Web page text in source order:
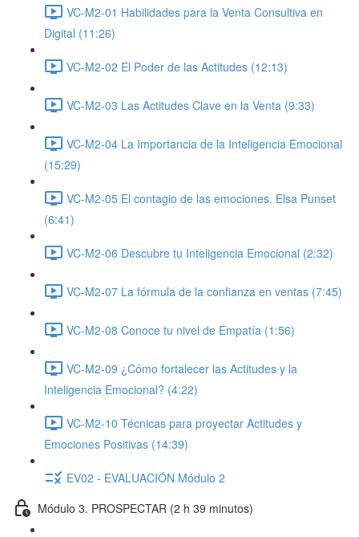
VC-M2-01 Habilidades para la Venta Consultiva en
Digital (11:26)
VC-M2-02 El Poder de las Actitudes (12:13)
VC-M2-03 Las Actitudes Clave en la Venta (9:33)
VC-M2-04 La Importancia de la Inteligencia Emocional
(15:29)
VC-M2-05 El contagio de las emociones. Elsa Punset
(6:41)
VC-M2-06 Descubre tu Inteligencia Emocional (2:32)
VC-M2-07 La fórmula de la confianza en ventas (7:45)
VC-M2-08 Conoce tu nivel de Empatía (1:56)
VC-M2-09 ¿Cómo fortalecer las Actitudes y la
Inteligencia Emocional? (4:22)
VC-M2-10 Técnicas para proyectar Actitudes y
Emociones Positivas (14:39)
EV02 - EVALUACIÓN Módulo 2
Módulo 3. PROSPECTAR (2 h 39 minutos)